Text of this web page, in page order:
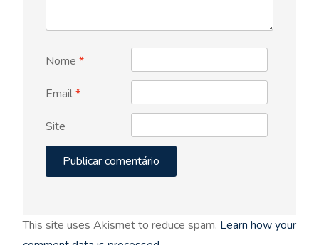
Nome *
Email*
Site
This site uses Akismet to reduce spam. Learn how your